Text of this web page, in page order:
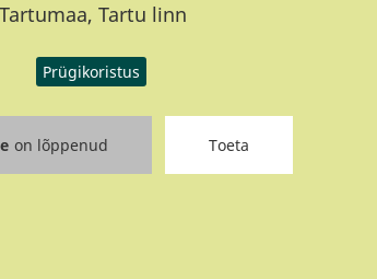
Tartumaa, Tartu linn
Prügikoristus
on lõppenud Toeta